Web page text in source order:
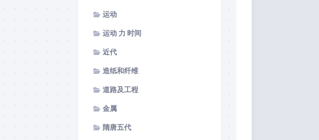
运动
运动 力 时间
近代
造纸和纤维
道路及工程
金属
隋唐五代